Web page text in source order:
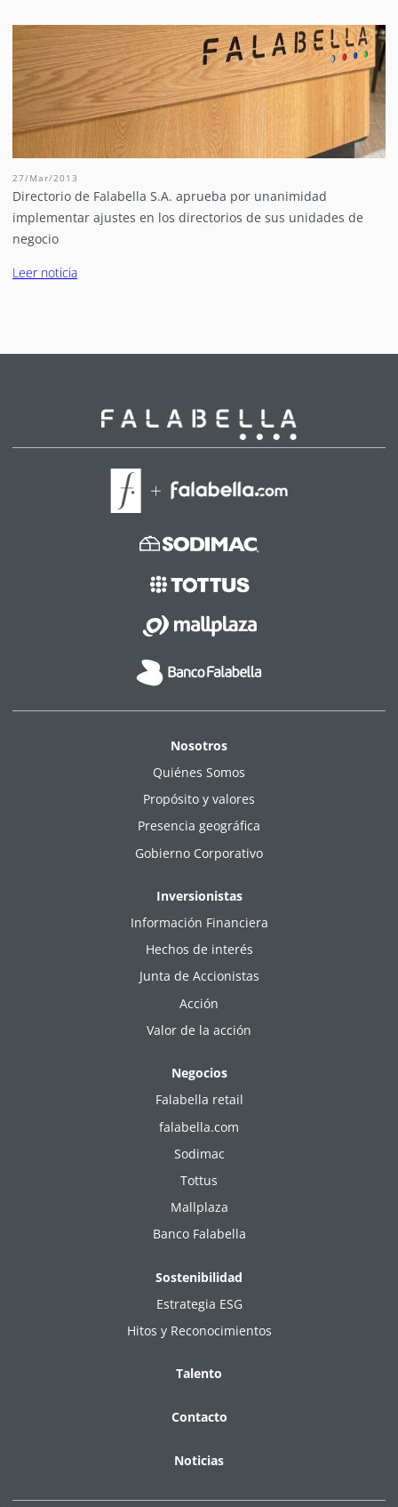
27/Mar/2013
Directorio de Falabella S.A. aprueba por unanimidad
implementar ajustes en los directorios de sus unidades de
negocio
Leer noticia
Nosotros
Quiénes Somos
Propósito y valores
Presencia geográfica
Gobierno Corporativo
Inversionistas
Información Financiera
Hechos de interés
Junta de Accionistas
Acción
Valor de la acción
Negocios
Falabella retail
falabella.com
Sodimac
Tottus
Mallplaza
Banco Falabella
Sostenibilidad
Estrategia ESG
Hitos y Reconocimientos
Talento
Contacto
Noticias